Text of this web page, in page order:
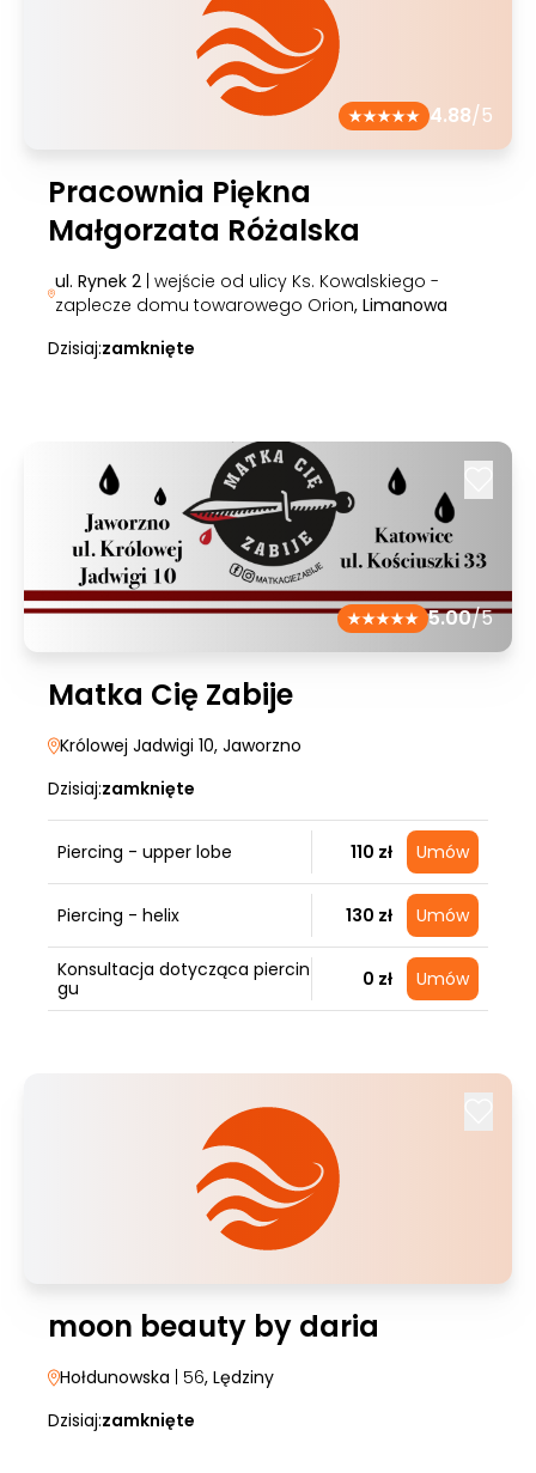
4.88/5
Pracownia Piękna
Małgorzata Różalska
ul. Rynek 2| wejście od ulicy Ks. Kowalskiego -
zaplecze domu towarowego Orion, Limanowa
Dzisiaj:zamknięte
5.00/5
Matka Cię Zabije
Królowej Jadwigi 10, Jaworzno
Dzisiaj:zamknięte
Piercing - upper lobe 110 zł Umów
Piercing - helix 130 zł Umów
Konsultacja dotycząca piercin
gu
0 zł Umów
moon beauty by daria
Hołdunowska | 56, Lędziny
Dzisiaj:zamknięte